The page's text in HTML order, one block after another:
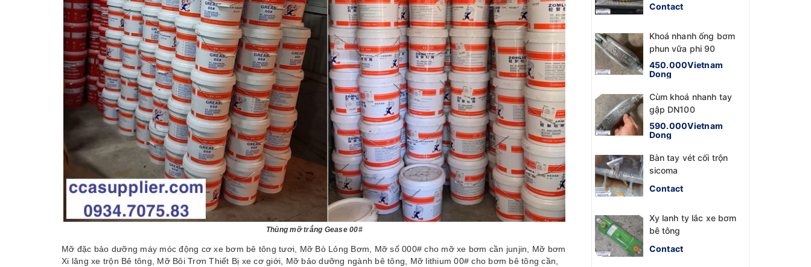
Thùng mỡ trắng Gease 00#
Mỡ đặc bảo dưỡng máy móc động cơ xe bơm bê tông tươi, Mỡ Bò Lỏng Bơm, Mỡ số 000# cho mỡ xe bơm cần junjin, Mỡ bơm
Xi lăng xe trộn Bê tông, Mỡ Bôi Trơn Thiết Bị xe cơ giới, Mỡ bảo dưỡng ngành bê tông, Mỡ lithium 00# cho bơm bê tông cần,
Contact
Khoá nhanh ống bơm
phun vữa phi 90
450.000Vietnam
Dong
Cùm khoá nhanh tay
gập DN100
590.000Vietnam
Dong
Bàn tay vét cối trộn
sicoma
Contact
Xy lanh ty lắc xe bơm
bê tông
Contact